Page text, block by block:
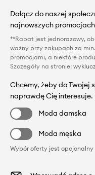
Dołącz do naszej
najnowszych
**Rabat jest jednorazowy,
ważny przy zakupach za
promocjami, a niektóre
Szczegóły na stronie:
Chcemy, żeby do Twojej
naprawdę Cię interesuje.
Moda damska
Moda męska
Wybór oferty jest opcjonalny